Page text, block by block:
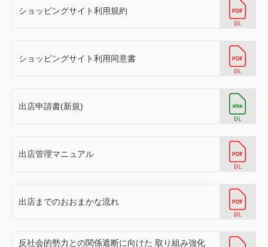
ショッピングサイト利用規約
ショッピングサイト利用同意書
出店申請書(新規)
出店管理マニュアル
出店までのおおまかな流れ
反社会的勢力との関係遮断に向けた 取り組み強化